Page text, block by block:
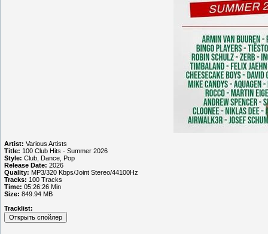
Artist: Various Artists
Title: 100 Club Hits - Summer 2026
Style: Club, Dance, Pop
Release Date: 2026
Quality: MP3/320 Kbps/Joint Stereo/44100Hz
Tracks: 100 Tracks
Time: 05:26:26 Min
Size: 849.94 MB
Tracklist: